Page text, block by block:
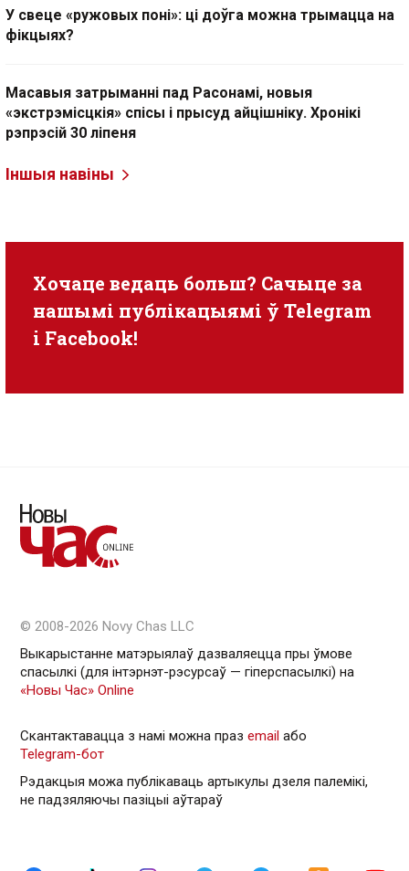
У свеце «ружовых поні»: ці доўга можна трымацца на
фікцыях?
Масавыя затрыманні пад Расонамі, новыя
«экстрэмісцкія» спісы і прысуд айцішніку. Хронікі
рэпрэсій 30 ліпеня
Іншыя навіны
Хочаце ведаць больш? Сачыце за
нашымі публікацыямі ў Telegram
i Facebook!
© 2008-2026 Novy Chas LLC
Выкарыстанне матэрыялаў дазваляецца пры ўмове
спасылкі (для інтэрнэт-рэсурсаў — гiперспасылкi) на
«Новы Час» Online
Скантактавацца з намі можна праз email або
Telegram-бот
Рэдакцыя можа публікаваць артыкулы дзеля палемікі,
не падзяляючы пазіцыі аўтараў